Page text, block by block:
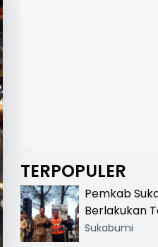
TERPOPULER
Pemkab
Berlakukan
Resmi di 13
Sukabumi